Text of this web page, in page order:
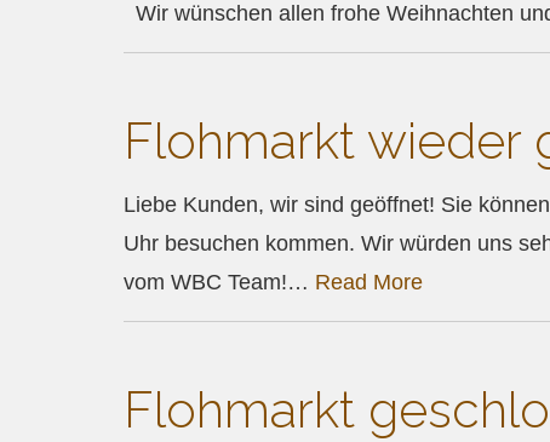
Wir wünschen allen frohe Weihnachten
Flohmarkt wieder
Liebe Kunden, wir sind geöffnet! Sie
Uhr besuchen kommen. Wir würden uns
vom WBC Team!… Read More
Flohmarkt